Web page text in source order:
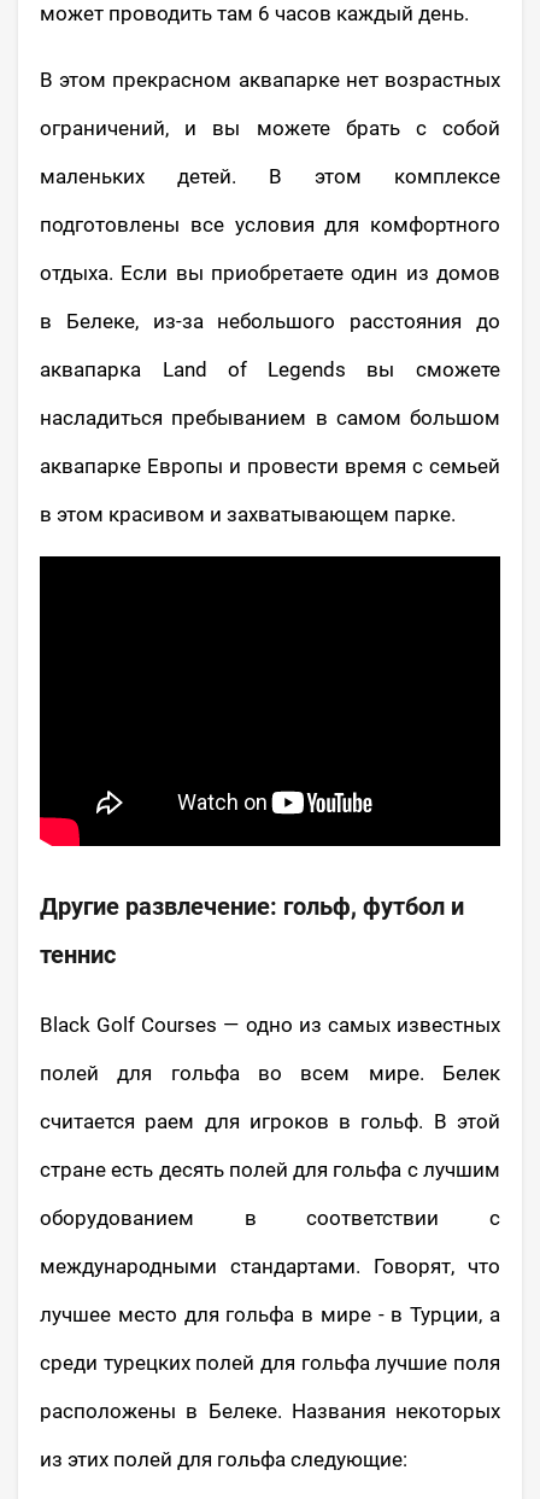
может проводить там 6 часов каждый день.
В этом прекрасном аквапарке нет возрастных
ограничений, и вы можете брать с собой
маленьких детей. В этом комплексе
подготовлены все условия для комфортного
отдыха. Если вы приобретаете один из домов
в Белеке, из-за небольшого расстояния до
аквапарка Land of Legends вы сможете
насладиться пребыванием в самом большом
аквапарке Европы и провести время с семьей
в этом красивом и захватывающем парке.
Другие развлечение: гольф, футбол и
теннис
Black Golf Courses — одно из самых известных
полей для гольфа во всем мире. Белек
считается раем для игроков в гольф. В этой
стране есть десять полей для гольфа с лучшим
оборудованием в соответствии с
международными стандартами. Говорят, что
лучшее место для гольфа в мире - в Турции, а
среди турецких полей для гольфа лучшие поля
расположены в Белеке. Названия некоторых
из этих полей для гольфа следующие: